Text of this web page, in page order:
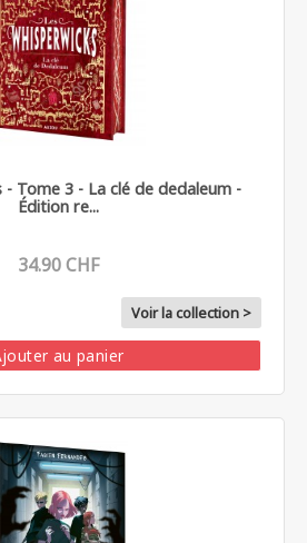
- Tome 3 - La clé de dedaleum -
Édition re...
34.90 CHF
Voir la collection >
au panier